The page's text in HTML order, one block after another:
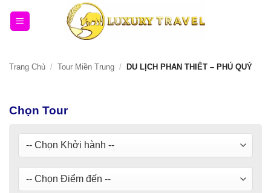
Trang Chủ / Tour Miền Trung / DU LỊCH PHAN THIẾT – PHÚ QUÝ
Chọn Tour